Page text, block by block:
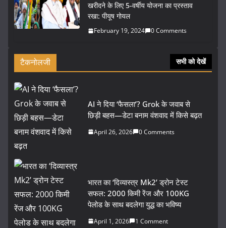
खरीदने के लिए 5-वर्षीय योजना का प्रस्ताव
रखा: पीयूष गोयल
February 19, 2024 0 Comments
टैकनोलजी सभी को देखें
AI ने दिया ‘फैसला’? Grok के जवाब से
छिड़ी बहस—डेटा बनाम वंशवाद में किसे बढ़त
April 26, 2026 0 Comments
भारत का ‘दिव्यास्त्र Mk2’ ड्रोन टेस्ट
सफल: 2000 किमी रेंज और 100KG
पेलोड के साथ बदलेगा युद्ध का भविष्य
April 1, 2026 1 Comment